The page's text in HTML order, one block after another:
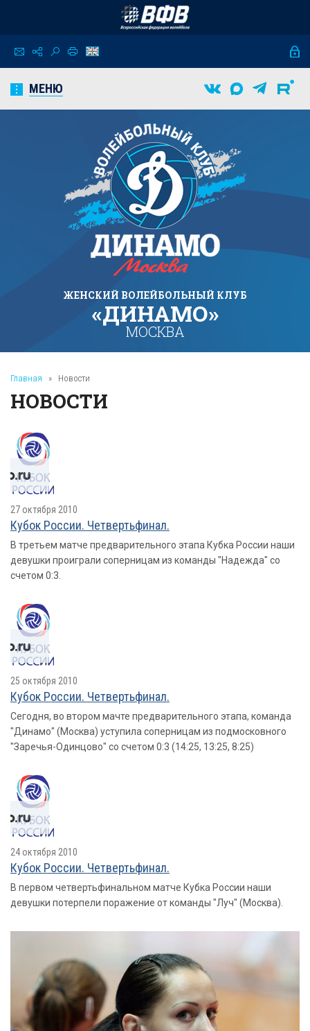
МЕНЮ
ЖЕНСКИЙ ВОЛЕЙБОЛЬНЫЙ КЛУБ
«ДИНАМО»
МОСКВА
Главная » Новости
НОВОСТИ
27 октября 2010
Кубок России. Четвертьфинал.
В третьем матче предварительного этапа Кубка России наши
девушки проиграли соперницам из команды "Надежда" со
счетом 0:3.
25 октября 2010
Кубок России. Четвертьфинал.
Сегодня, во втором мачте предварительного этапа, команда
"Динамо" (Москва) уступила соперницам из подмосковного
"Заречья-Одинцово" со счетом 0:3 (14:25, 13:25, 8:25)
24 октября 2010
Кубок России. Четвертьфинал.
В первом четвертьфинальном матче Кубка России наши
девушки потерпели поражение от команды "Луч" (Москва).